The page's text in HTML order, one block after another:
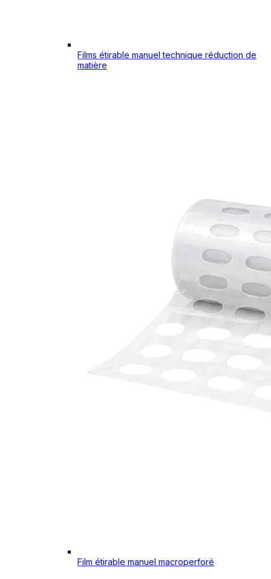
Films étirable manuel technique réduction de
matière
Film étirable manuel macroperforé